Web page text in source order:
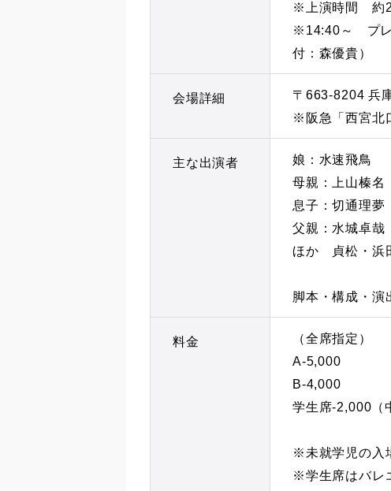
※上演時間 約2
※14:40～ プレ
付：森優貴）
会場詳細
〒663-8204 兵
※阪急「西宮北
主な出演者
娘：水速飛鳥
母親：上山榛名
息子：切通理夢
父親：水城卓哉
ほか 貞松・浜
脚本・構成・演
料金
（全席指定）
A-5,000
B-4,000
学生席-2,000（
※未就学児の入
※学生席はバレ